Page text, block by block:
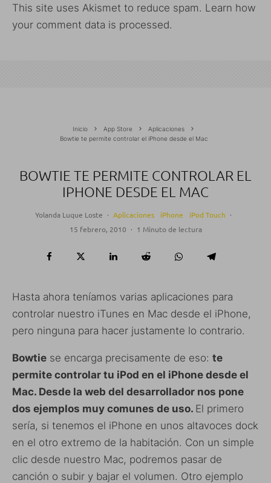
This site uses Akismet to reduce spam. Learn how
your comment data is processed.
Inicio App Store
Aplicaciones
Bowtie te permite controlar el iPhone desde el Mac
BOWTIE TE PERMITE CONTROLAR EL
IPHONE DESDE EL MAC
Yolanda Luque Loste · Aplicaciones iPhone iPod Touch ·
15 febrero, 2010 · 1 Minuto de lectura
Hasta ahora teníamos varias aplicaciones para
controlar nuestro iTunes en Mac desde el iPhone,
pero ninguna para hacer justamente lo contrario.
Bowtie se encarga precisamente de eso: te
permite controlar tu iPod en el iPhone desde el
Mac. Desde la web del desarrollador nos pone
dos ejemplos muy comunes de uso. El primero
sería, si tenemos el iPhone en unos altavoces dock
en el otro extremo de la habitación. Con un simple
clic desde nuestro Mac, podremos pasar de
canción o subir y bajar el volumen. Otro ejemplo